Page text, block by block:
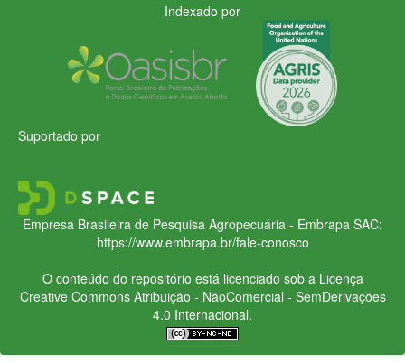
Indexado por
Suportado por
Empresa Brasileira de Pesquisa Agropecuária - Embrapa SAC:
https://www.embrapa.br/fale-conosco
O conteúdo do repositório está licenciado sob a Licença
Creative CommonsAtribuição - NãoComercial - SemDerivações
4.0 Internacional.